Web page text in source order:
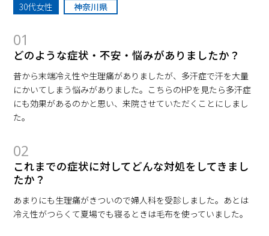
30代女性 神奈川県
01
どのような症状・不安・悩みがありましたか？
昔から末端冷え性や生理痛がありましたが、多汗症で汗を大量
にかいてしまう悩みがありました。こちらのHPを見たら多汗症
にも効果があるのかと思い、来院させていただくことにしまし
た。
02
これまでの症状に対してどんな対処をしてきまし
たか？
あまりにも生理痛がきついので婦人科を受診しました。あとは
冷え性がつらくて夏場でも寝るときは毛布を使っていました。